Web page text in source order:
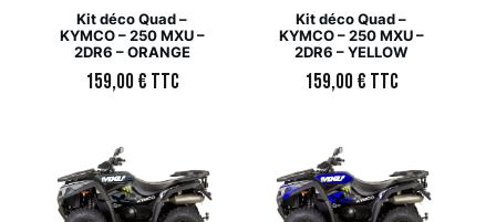
Kit déco Quad –
KYMCO – 250 MXU –
2DR6 – ORANGE
159,00€ TTC
Kit déco Quad –
KYMCO – 250 MXU –
2DR6 – YELLOW
159,00€ TTC